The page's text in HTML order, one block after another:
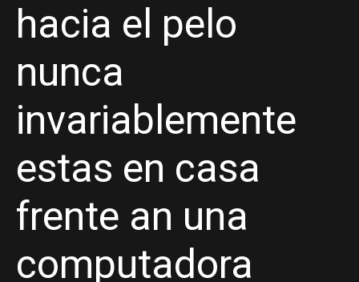
hacia el pelo
nunca
invariablemente
estas en casa
frente an una
computadora